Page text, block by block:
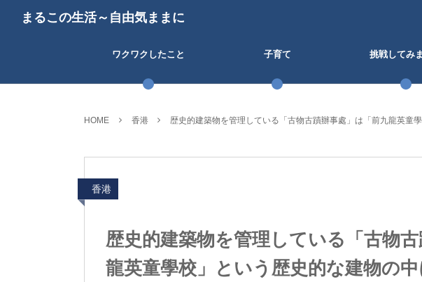
まるこの生活～自由気ままに
ワクワクしたこと 子育て 挑戦してみ
HOME 香港 歴史的建築物を管理している「古物古蹟辦事處」は「前九龍英童
香港
歴史的建築物を管理している「古物
龍英童學校」という歴史的な建物の